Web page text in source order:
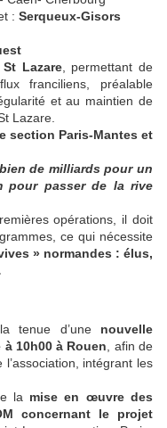
: Serqueux-Gisors
Lazare, permettant de
franciliens, préalable
et au maintien de
Lazare.
section Paris-Mantes et
de milliards pour un
pour passer de la rive
opérations, il doit
ce qui nécessite
» normandes : élus,
tenue d’une nouvelle
10h00 à Rouen , afin de
intégrant les
la mise en œuvre des
concernant le projet